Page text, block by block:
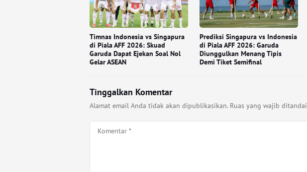
Timnas Indonesia vs Singapura
di Piala AFF 2026: Skuad
Garuda Dapat Ejekan Soal Nol
Gelar ASEAN
Prediksi Singapura vs Indonesia
di Piala AFF 2026: Garuda
Diunggulkan Menang Tipis
Demi Tiket Semifinal
Tinggalkan Komentar
Alamat email Anda tidak akan dipublikasikan. Ruas yang wajib ditandai